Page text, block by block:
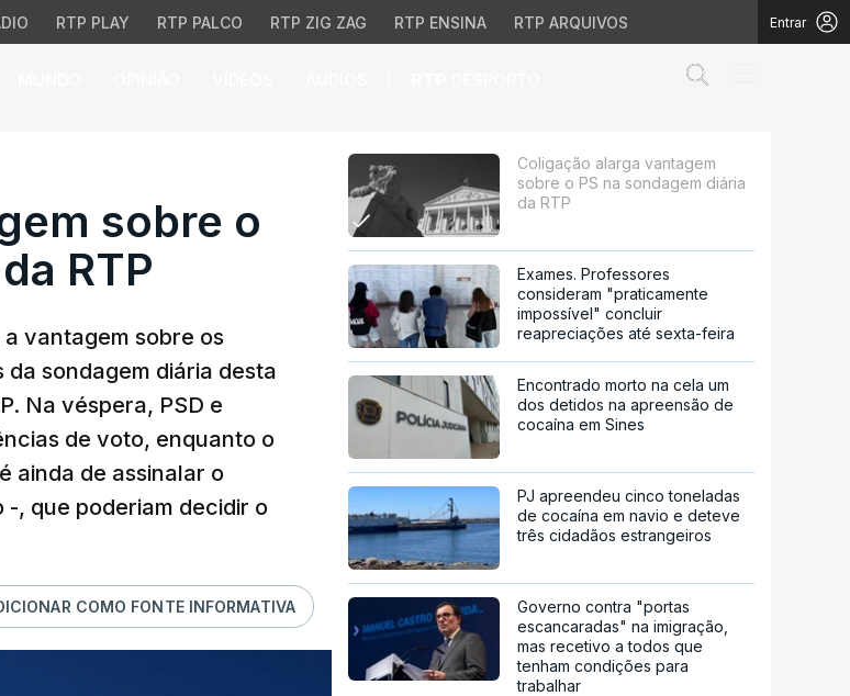
RTP PLAY RTP PALCO RTP ZIG ZAG RTP ENSINA RTP ARQUIVOS Entrar
sobre o PS na sondagem diária da
sobre o
RTP
vantagem sobre os
sondagem diária desta
Na véspera, PSD e
de voto, enquanto o
ainda de assinalar o
, que poderiam decidir o
COMO FONTE INFORMATIVA
Coligação alarga vantagem
sobre o PS na sondagem diária
da RTP
Exames. Professores
consideram "praticamente
impossível" concluir
reapreciações até sexta-feira
Encontrado morto na cela um
dos detidos na apreensão de
cocaína em Sines
PJ apreendeu cinco toneladas
de cocaína em navio e deteve
três cidadãos estrangeiros
Governo contra "portas
escancaradas" na imigração,
mas recetivo a todos que
tenham condições para
trabalhar